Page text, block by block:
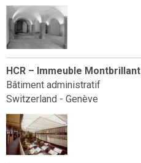
HCR – Immeuble Montbrillant
Bâtiment administratif
Switzerland - Genève